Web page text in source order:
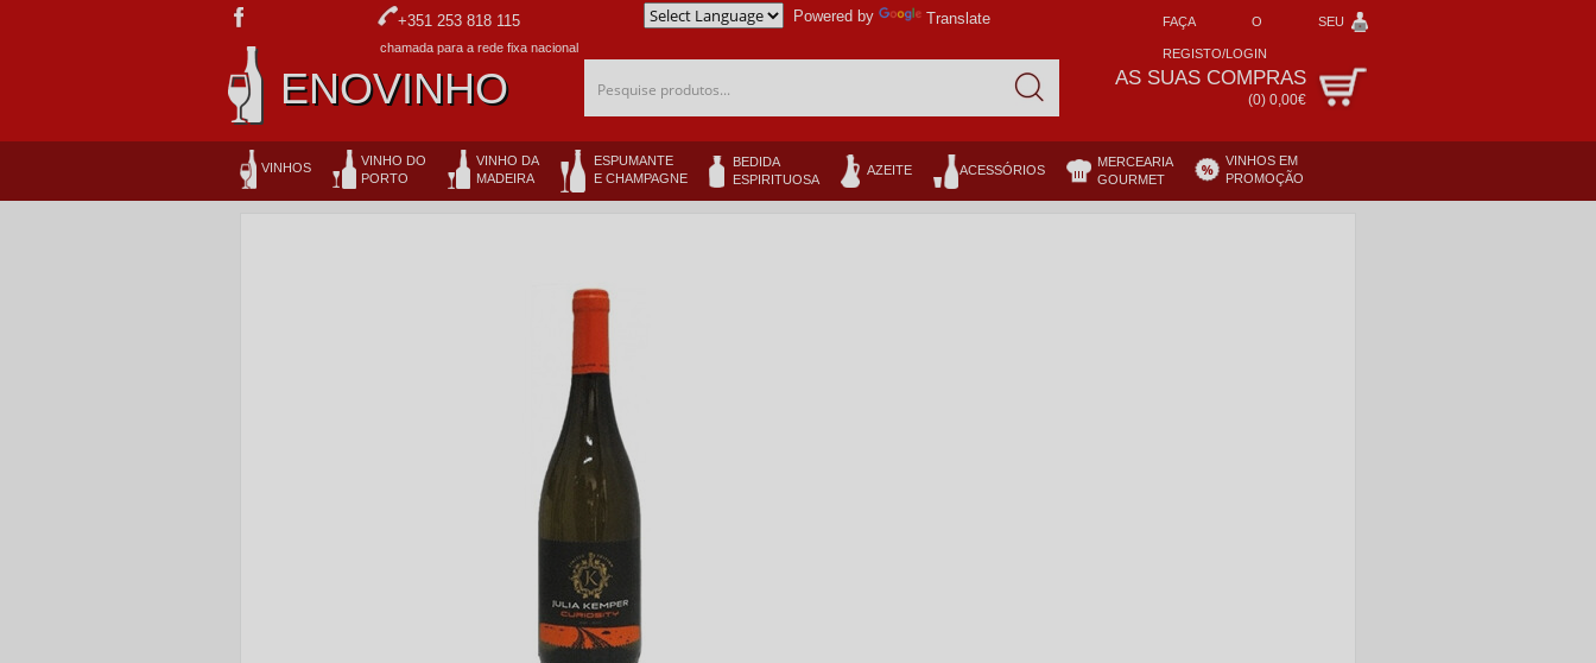
+351 253 818 115
chamada para a rede fixa nacional
Powered by Translate FAÇA O SEU
REGISTO/LOGIN
ENOVINHO Pesquise produtos...
AS SUAS COMPRAS
(0) 0,00€
VINHOS
VINHO DO
PORTO
VINHO DA
MADEIRA
ESPUMANTE
E CHAMPAGNE
BEDIDA
ESPIRITUOSA
AZEITE ACESSÓRIOS
MERCEARIA
GOURMET
VINHOS EM
PROMOÇÃO